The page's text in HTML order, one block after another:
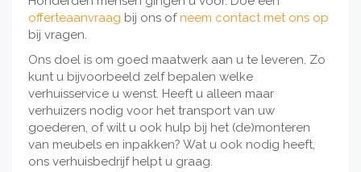
offerteaanvraag bij ons ofneem contact met ons op
bij vragen.
Ons doel is om goed maatwerk aan u te leveren. Zo
kunt u bijvoorbeeld zelf bepalen welke
verhuisservice u wenst. Heeft u alleen maar
verhuizers nodig voor het transport van uw
goederen, of wilt u ook hulp bij het (de)monteren
van meubels en inpakken? Wat u ook nodig heeft,
ons verhuisbedrijf helpt u graag.